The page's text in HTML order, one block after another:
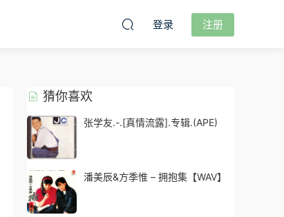
登录 注册
猜你喜欢
张学友.-.[真情流露].专辑.(APE)
潘美辰&方季惟 – 拥抱集【WAV】